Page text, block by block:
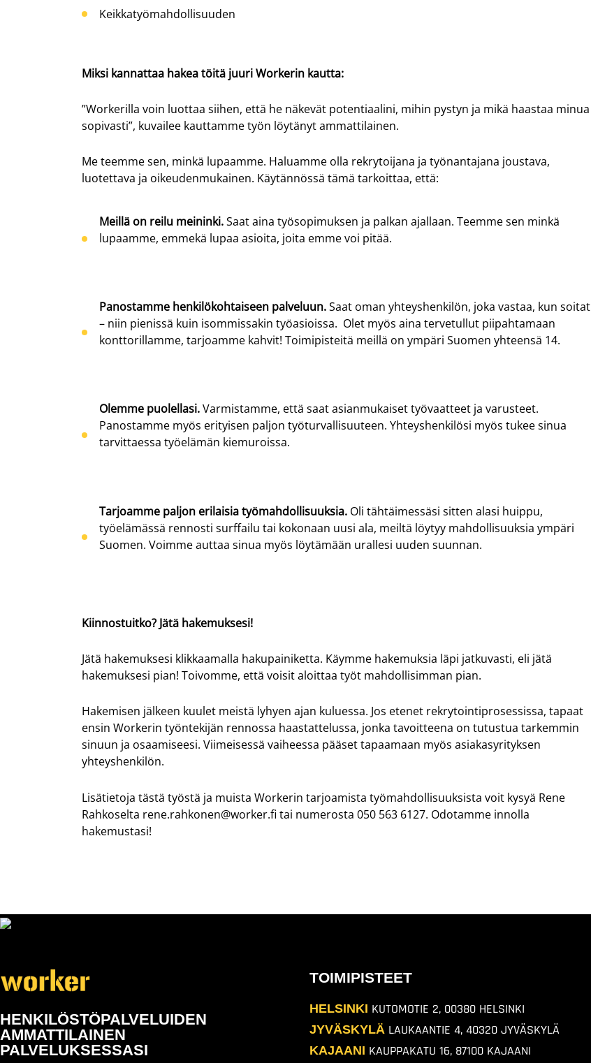
Keikkatyömahdollisuuden
Miksi kannattaa hakea töitä juuriWorkerin kautta:
”Workerilla voin luottaa siihen, että he näkevät potentiaalini, mihin pystyn ja mikä haastaa minua
sopivasti”, kuvailee kauttamme työn löytänyt ammattilainen.
Me teemme sen, minkä lupaamme. Haluamme olla rekrytoijana ja työnantajana joustava,
luotettava ja oikeudenmukainen. Käytännössä tämä tarkoittaa, että:
Meillä on reilu meininki.Saat aina työsopimuksen ja palkan ajallaan. Teemme sen minkä
lupaamme, emmekä lupaa asioita, joita emme voi pitää.
Panostamme henkilökohtaiseen palveluun.Saat oman yhteyshenkilön, joka vastaa, kun soitat
– niin pienissä kuin isommissakin työasioissa. Olet myös aina tervetullut piipahtamaan
konttorillamme, tarjoamme kahvit! Toimipisteitä meillä on ympäri Suomen yhteensä 14.
Olemme puolellasi.Varmistamme, että saat asianmukaiset työvaatteet ja varusteet.
Panostamme myös erityisen paljon työturvallisuuteen. Yhteyshenkilösi myös tukee sinua
tarvittaessa työelämän kiemuroissa.
Tarjoamme paljon erilaisia työmahdollisuuksia. Oli tähtäimessäsi sitten alasi huippu,
työelämässä rennosti surffailu tai kokonaan uusi ala, meiltä löytyy mahdollisuuksia ympäri
Suomen. Voimme auttaa sinua myös löytämään urallesi uuden suunnan.
Kiinnostuitko? Jätä hakemuksesi!
Jätä hakemuksesi klikkaamalla hakupainiketta. Käymme hakemuksia läpi jatkuvasti, eli jätä
hakemuksesi pian! Toivomme, että voisit aloittaa työt mahdollisimman pian.
Hakemisen jälkeen kuulet meistä lyhyen ajan kuluessa. Jos etenet rekrytointiprosessissa, tapaat
ensin Workerin työntekijän rennossa haastattelussa, jonka tavoitteena on tutustua tarkemmin
sinuun ja osaamiseesi. Viimeisessä vaiheessa pääset tapaamaan myös asiakasyrityksen
yhteyshenkilön.
Lisätietoja tästä työstä ja muista Workerin tarjoamista työmahdollisuuksista voit kysyä Rene
Rahkoselta rene.rahkonen@worker.fi tai numerosta 050 563 6127. Odotamme innolla
hakemustasi!
HENKILÖSTÖPALVELUIDEN
AMMATTILAINEN
PALVELUKSESSASI
TOIMIPISTEET
HELSINKI KUTOMOTIE 2, 00380 HELSINKI
JYVÄSKYLÄ LAUKAANTIE 4, 40320 JYVÄSKYLÄ
KAJAANI KAUPPAKATU 16, 87100 KAJAANI